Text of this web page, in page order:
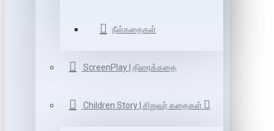
நீள்கதைகள்
ScreenPlay | திரைக்கதை
Children Story | சிறுவர் கதைகள்